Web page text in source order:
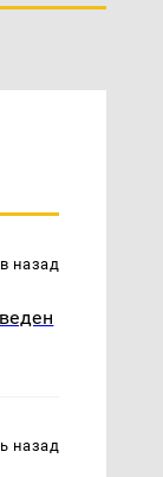
назад
назад